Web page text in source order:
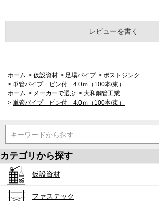
レビューを書く
ホーム > 仮設資材 > 足場パイプ > ポストジンク
> 単管パイプ ピン付 4.0ｍ（100本/束）
ホーム > メーカーで選ぶ > 大和鋼管工業
> 単管パイプ ピン付 4.0ｍ（100本/束）
キーワードから探す
カテゴリから探す
仮設資材
ファステック